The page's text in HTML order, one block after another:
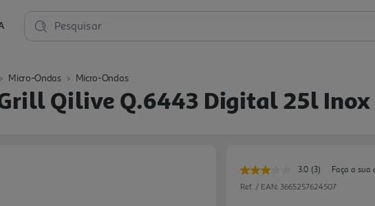
Pesquisar
Micro-Ondas Micro-Ondas
Qilive Q.6443 Digital 25l
3.0 Leu
3
(3)
Faça a sua
Ref. / EAN: 3665257624507